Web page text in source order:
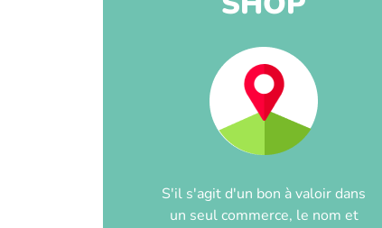
S'il s'agit d'un bon à valoir dans
un seul commerce, le nom et